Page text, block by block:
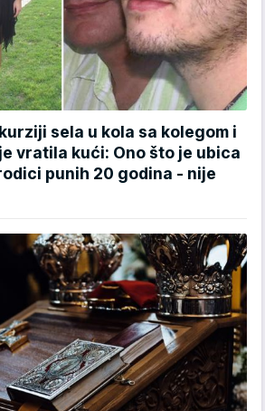
sela u kola sa kolegom i
vratila kući: Ono što je ubica
punih 20 godina - nije